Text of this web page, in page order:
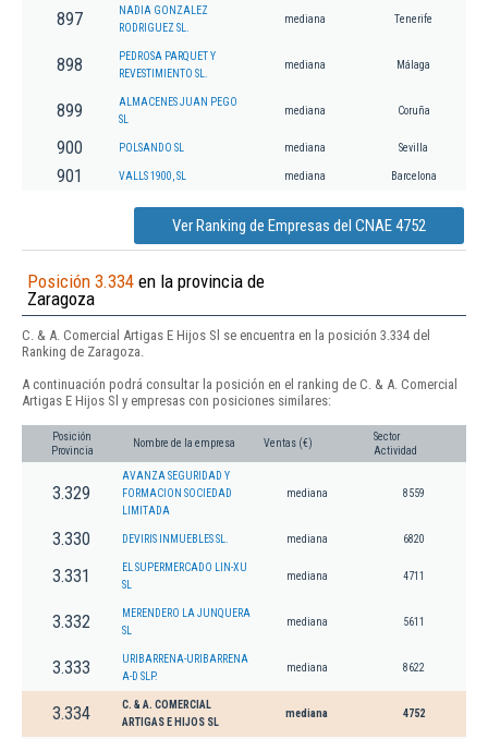
897
NADIA GONZALEZ
RODRIGUEZ SL.
mediana Tenerife
898
PEDROSA PARQUET Y
REVESTIMIENTO SL.
mediana Málaga
899
ALMACENES JUAN PEGO
SL
mediana Coruña
900 POLSANDO SL mediana Sevilla
901 VALLS 1900, SL mediana Barcelona
Ver Ranking de Empresas del CNAE 4752
Posición 3.334 en la provincia de
Zaragoza
C. & A. Comercial Artigas E Hijos Sl se encuentra en la posición 3.334 del
Ranking de Zaragoza.
A continuación podrá consultar la posición en el ranking de C. & A. Comercial
Artigas E Hijos Sl y empresas con posiciones similares:
Posición
Provincia
Nombre de la empresa Ventas (€)
Sector
Actividad
3.329
AVANZA SEGURIDAD Y
FORMACION SOCIEDAD
LIMITADA
mediana 8559
3.330 DEVIRIS INMUEBLES SL. mediana 6820
3.331
EL SUPERMERCADO LIN-XU
SL
mediana 4711
3.332
MERENDERO LA JUNQUERA
SL
mediana 5611
3.333
URIBARRENA-URIBARRENA
A-D SLP.
mediana 8622
3.334
C. & A. COMERCIAL
ARTIGAS E HIJOS SL
mediana 4752